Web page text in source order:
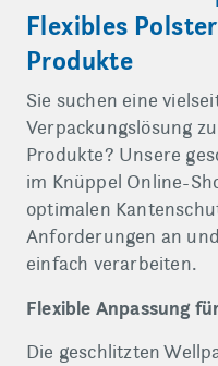
Flexibles
Produkte
Sie suchen eine
Verpackungslösung
Produkte? Unsere
im Knüppel Online-
optimalen
Anforderungen an
einfach verarbeiten.
Flexible Anpassung
Die geschlitzten